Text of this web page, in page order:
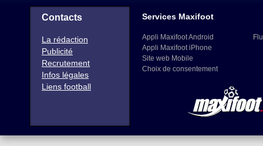
Contacts
La rédaction
Publicité
Recrutement
Infos légales
Liens football
Services Maxifoot
Appli Maxifoot Android
Appli Maxifoot iPhone
Site web Mobile
Choix de consentement